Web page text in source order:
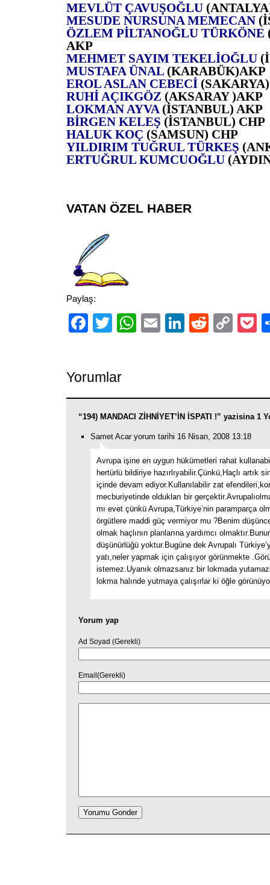
MEVLÜT ÇAVUŞOĞLU
MESUDE NURSUNA MEMECAN
ÖZLEM PİLTANOĞLU TÜRKÖNE
AKP
MEHMET SAYIM TEKELİOĞLU
MUSTAFA ÜNAL (KARABÜK)AKP
EROL ASLAN CEBECİ
RUHİ AÇIKGÖZ (AKSARAY )AKP
LOKMAN AYVA(İSTANBUL) AKP
BİRGEN KELEŞ (İSTANBUL) CHP
HALUK KOÇ (SAMSUN) CHP
YILDIRIM TUĞRUL TÜRKEŞ
ERTUĞRUL KUMCUOĞLU
VATAN ÖZEL HABER
Paylaş:
Facebook
TwitterWhatsApp
EmailLinkedIn
Reddit
Yorumlar
“194) MANDACI ZİHNİYET’İN İSPATI !” yazisina 1
Samet Acar yorum tarihi 16 Nisan, 2008 13:18
Avrupa işine en uygun hükümetleri rahat
hertürlü bildiriye hazırlıyabilir.Çünkü,Haçlı artık
içinde devam ediyor.Kullanılabilir zat
mecburiyetinde oldukları bir
mı evet çünkü Avrupa,Türkiye’nin paramparça
örgütlere maddi güç vermiyor mu ?Benim
olmak haçlının planlarına yardımcı
düşünürlüğü yoktur.Bugüne dek Avrupalı
yatı,neler yapmak için çalışıyor görünmekte
istemez.Uyanık olmazsanız bir lokmada
lokma halınde yutmaya çalışırlar ki öğle
Yorum yap
Ad Soyad (Gerekli)
Email(Gerekli)